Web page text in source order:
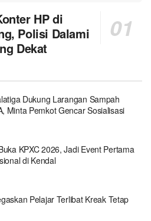
HP di
Polisi Dalami
Dekat
Dukung Larangan Sampah
Minta Pemkot Gencar Sosialisasi
KPXC 2026, Jadi Event Pertama
di Kendal
Pelajar Terlibat Kreak Tetap